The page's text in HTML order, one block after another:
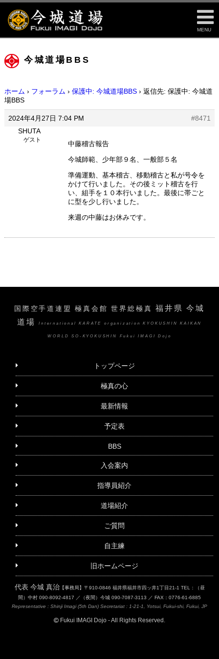
MENU
今城道場BBS
ホーム › フォーラム › 保護中: 今城道場BBS › 返信先: 保護中: 今城道
場BBS
2024年4月27日 7:04 PM
#8471
SHUTA
ゲスト
中藤稽古報告
今城師範、少年部９名、一般部５名
準備運動、基本稽古、移動稽古と私が号令を
かけて行いました。その後ミット稽古を行
い、組手を１０本行いました。最後に帯ごと
に型を少し行いました。
来週の中藤はお休みです。
国際空手道連盟 極真会館 世界総極真福井県 今城
道場
International KARATE organization KYOKUSHIN KAIKAN
WORLD SO-KYOKUSHIN Fukui IMAGI Dojo
トップページ
極真の心
最新情報
予定表
BBS
入会案内
指導員紹介
道場紹介
ご質問
自主練
旧ホームページ
代表 今城 真治【事務局】〒910-0846 福井県福井市四ッ井1丁目21-1 TEL：（昼
間）中村 090-8092-4817 ／（夜間）今城 090-7087-3113 ／ FAX：0776-61-6885
Representative : Shinji Imagi (5th Dan) Secretariat : 1-21-1, Yotsui, Fukui-shi, Fukui, JP
Fukui IMAGI Dojo - All Rights Reserved.